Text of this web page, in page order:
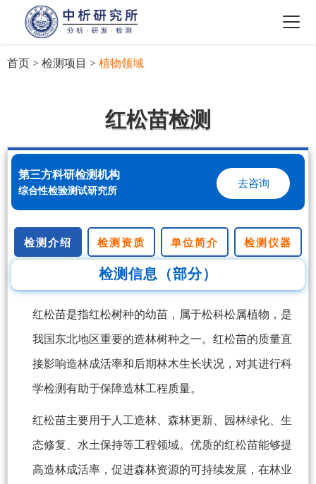
首页 > 检测项目 > 植物领域
红松苗检测
第三方科研检测机构
综合性检验测试研究所
去咨询
检测介绍 检测资质 单位简介 检测仪器
检测信息（部分）
红松苗是指红松树种的幼苗，属于松科松属植物，是
我国东北地区重要的造林树种之一。红松苗的质量直
接影响造林成活率和后期林木生长状况，对其进行科
学检测有助于保障造林工程质量。
红松苗主要用于人工造林、森林更新、园林绿化、生
态修复、水土保持等工程领域。优质的红松苗能够提
高造林成活率，促进森林资源的可持续发展，在林业